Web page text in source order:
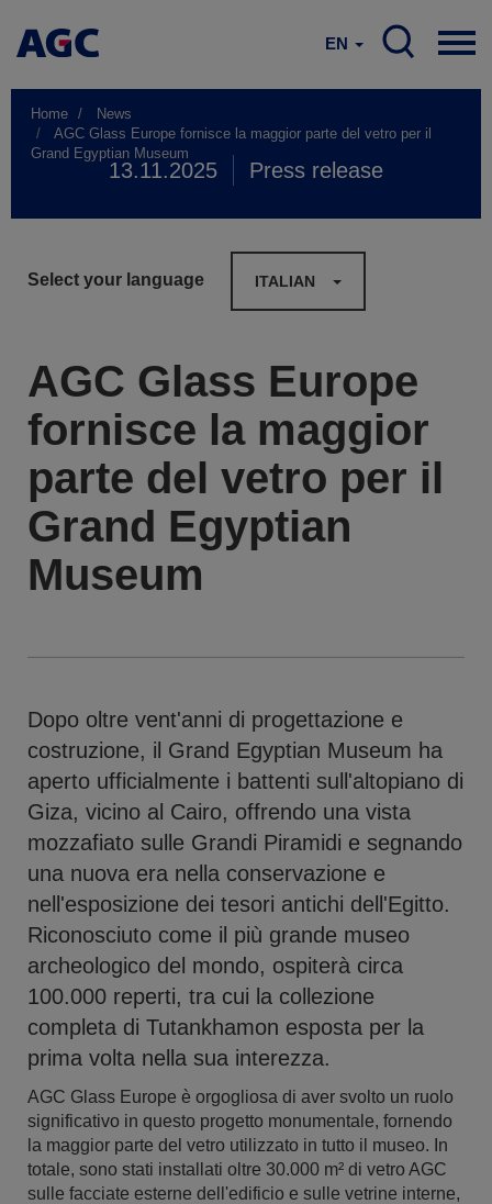
EN
Home
News
AGC Glass Europe fornisce la maggior parte del vetro per il
Grand Egyptian Museum
13.11.2025 Press release
Select your language ITALIAN
AGC Glass Europe
fornisce la maggior
parte del vetro per il
Grand Egyptian
Museum
Dopo oltre vent'anni di progettazione e
costruzione, il Grand Egyptian Museum ha
aperto ufficialmente i battenti sull'altopiano di
Giza, vicino al Cairo, offrendo una vista
mozzafiato sulle Grandi Piramidi e segnando
una nuova era nella conservazione e
nell'esposizione dei tesori antichi dell'Egitto.
Riconosciuto come il più grande museo
archeologico del mondo, ospiterà circa
100.000 reperti, tra cui la collezione
completa di Tutankhamon esposta per la
prima volta nella sua interezza.
AGC Glass Europe è orgogliosa di aver svolto un ruolo
significativo in questo progetto monumentale, fornendo
la maggior parte del vetro utilizzato in tutto il museo. In
totale, sono stati installati oltre 30.000 m² di vetro AGC
sulle facciate esterne dell'edificio e sulle vetrine interne,